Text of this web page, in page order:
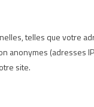
telles que votre
anonymes (adresses
site.